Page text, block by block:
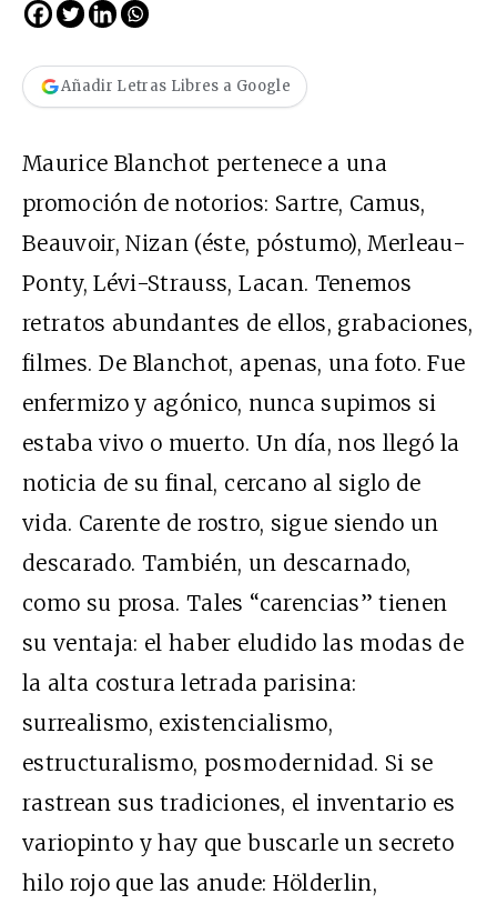
Añadir Letras Libres a Google
Maurice Blanchot pertenece a una
promoción de notorios: Sartre, Camus,
Beauvoir, Nizan (éste, póstumo), Merleau-
Ponty, Lévi-Strauss, Lacan. Tenemos
retratos abundantes de ellos, grabaciones,
filmes. De Blanchot, apenas, una foto. Fue
enfermizo y agónico, nunca supimos si
estaba vivo o muerto. Un día, nos llegó la
noticia de su final, cercano al siglo de
vida. Carente de rostro, sigue siendo un
descarado. También, un descarnado,
como su prosa. Tales “carencias” tienen
su ventaja: el haber eludido las modas de
la alta costura letrada parisina:
surrealismo, existencialismo,
estructuralismo, posmodernidad. Si se
rastrean sus tradiciones, el inventario es
variopinto y hay que buscarle un secreto
hilo rojo que las anude: Hölderlin,